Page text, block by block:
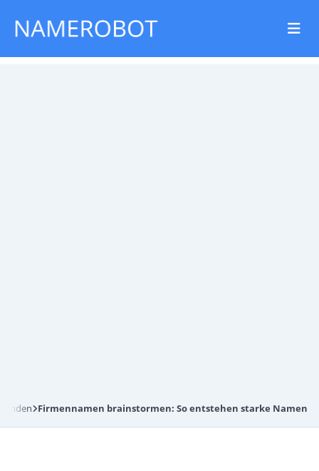
finden Firmennamen brainstormen: So entstehen starke Namen